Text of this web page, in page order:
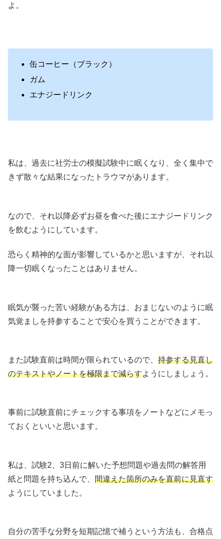
よ。
缶コーヒー（ブラック）
ガム
エナジードリンク
私は、過去に社労士の模擬試験中に眠くなり、全く集中で
きず散々な結果になったトラウマがあります。
なので、それ以降必ずお昼を食べた後にエナジードリンク
を飲むようにしています。
恐らく精神的な面が影響しているかと思いますが、それ以
降一切眠くなったことはありません。
眠気が襲った苦い経験がある方は、おまじないのように眠
気覚ましを持参することで安心を買うことができます。
また試験直前は時間が限られているので、 持参する見直し
のテキストやノートを極限まで減らすようにしましょう。
事前に試験直前にチェックする事項をノートなどにメモっ
ておくといいと思います。
私は、試験2、3日前に解いた予想問題や過去問の解答用
紙と問題を持ち込んで、 間違えた箇所のみを直前に見直す
ようにしていました。
自分の苦手な分野を短期記憶で補うという方法も、合格点